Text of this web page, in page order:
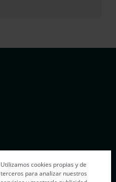
Utilizamos cookies propias y de
terceros para analizar nuestros